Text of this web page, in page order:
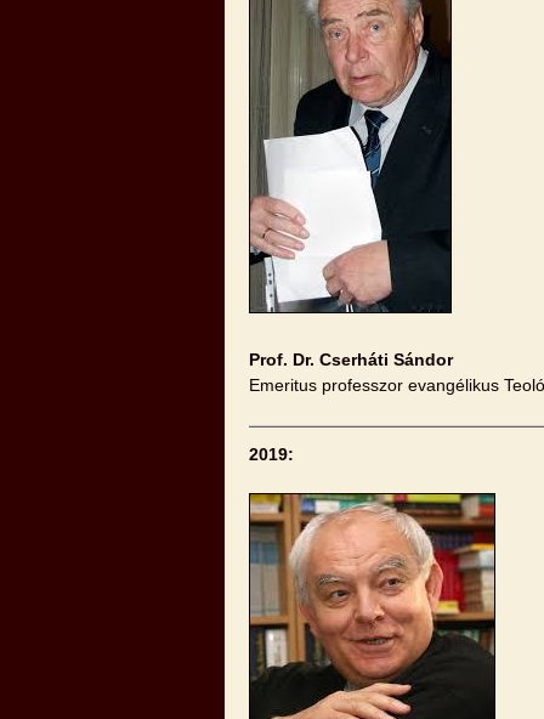
Prof. Dr. Cserháti Sándor
Emeritus professzor evangélikus
2019: